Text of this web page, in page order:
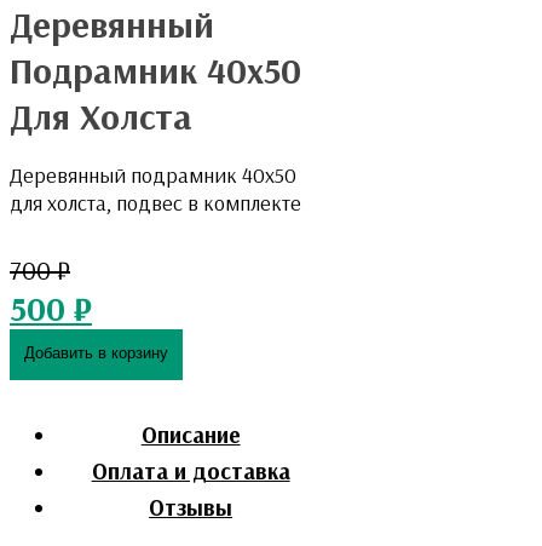
Деревянный
Подрамник 40х50
Для Холста
Деревянный подрамник 40х50
для холста, подвес в комплекте
700₽
500 ₽
Добавить в корзину
Описание
Оплата и доставка
Отзывы